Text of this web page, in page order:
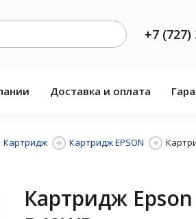
+7 (727)
Доставка и оплата
Картридж Картридж EPSON
Картридж Epson